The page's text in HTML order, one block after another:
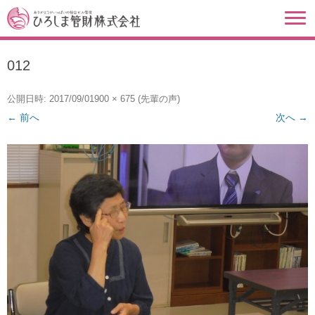
012
公開日時: 2017/09/01900 × 675 (先輩の声)
← 前へ 次へ →